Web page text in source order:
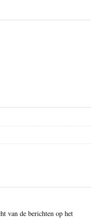
van de berichten op het